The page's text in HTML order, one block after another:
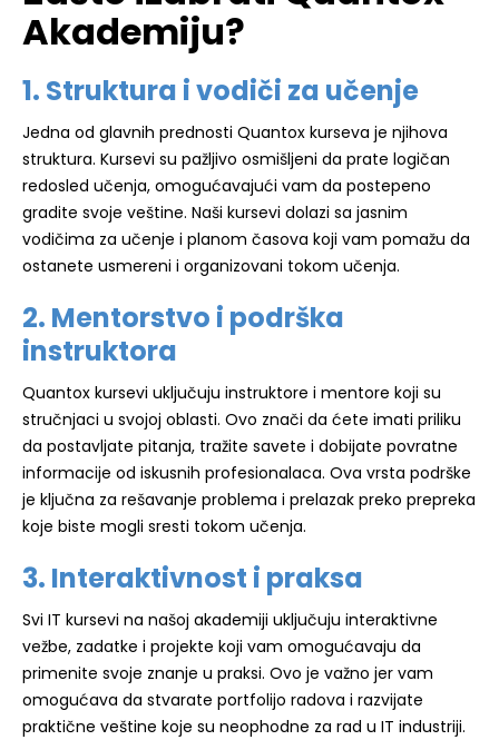
Akademiju?
1. Struktura i vodiči za učenje
Jedna od glavnih prednosti Quantox kurseva je njihova
struktura. Kursevi su pažljivo osmišljeni da prate logičan
redosled učenja, omogućavajući vam da postepeno
gradite svoje veštine. Naši kursevi dolazi sa jasnim
vodičima za učenje i planom časova koji vam pomažu da
ostanete usmereni i organizovani tokom učenja.
2. Mentorstvo i podrška
instruktora
Quantox kursevi uključuju instruktore i mentore koji su
stručnjaci u svojoj oblasti. Ovo znači da ćete imati priliku
da postavljate pitanja, tražite savete i dobijate povratne
informacije od iskusnih profesionalaca. Ova vrsta podrške
je ključna za rešavanje problema i prelazak preko prepreka
koje biste mogli sresti tokom učenja.
3. Interaktivnost i praksa
Svi IT kursevi na našoj akademiji uključuju interaktivne
vežbe, zadatke i projekte koji vam omogućavaju da
primenite svoje znanje u praksi. Ovo je važno jer vam
omogućava da stvarate portfolijo radova i razvijate
praktične veštine koje su neophodne za rad u IT industriji.